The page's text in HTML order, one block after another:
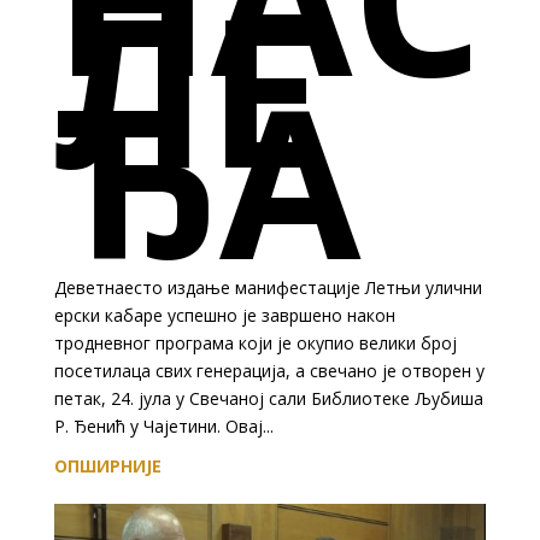
ЛЕ
ЂА
Деветнаесто издање манифестације Летњи улични
ерски кабаре успешно је завршено након
тродневног програма који је окупио велики број
посетилаца свих генерација, а свечано је отворен у
петак, 24. јула у Свечаној сали Библиотеке Љубиша
Р. Ђенић у Чајетини. Овај...
ОПШИРНИЈЕ